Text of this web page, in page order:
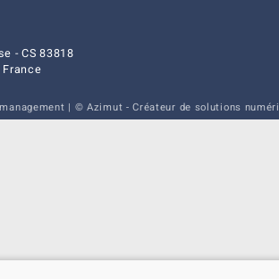
- CS 83818
| © Azimut - Créateur de solutions